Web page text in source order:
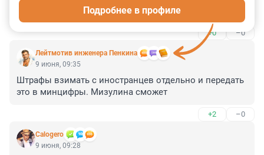
не не успевает камера засечь…?
+0 –0
Лейтмотив инженера Пенкина
Подробнее в профиле
9 июня, 09:35
Штрафы взимать с иностранцев отдельно и передать
это в минцифры. Мизулина сможет
+2 –0
Calogero
9 июня, 09:28